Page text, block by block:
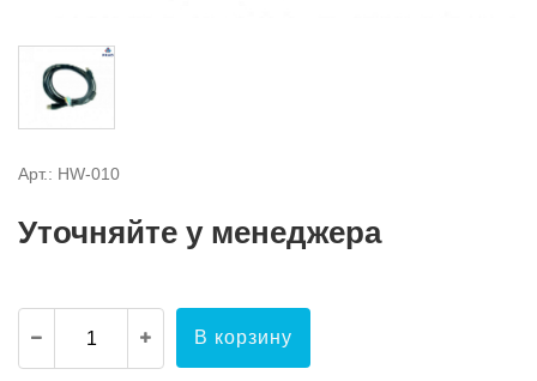
Арт.: HW-010
Уточняйте у менеджера
В корзину